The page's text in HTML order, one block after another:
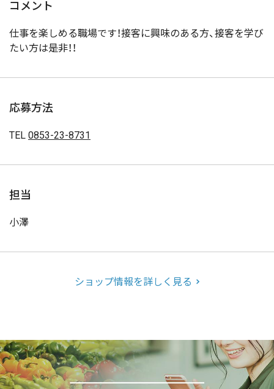
コメント
仕事を楽しめる職場です！接客に興味のある方、接客を学び
たい方は是非！！
応募方法
TEL 0853-23-8731
担当
小澤
ショップ情報を詳しく見る